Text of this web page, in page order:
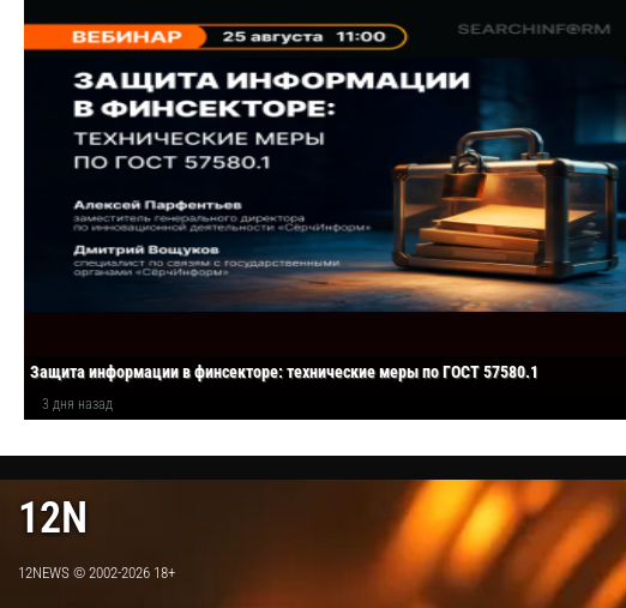
Защита информации в финсекторе: технические меры по ГОСТ 57580.1
3 дня назад
12N
12NEWS © 2002-2026 18+